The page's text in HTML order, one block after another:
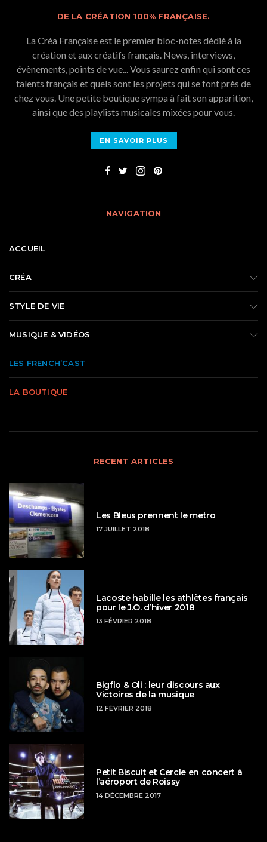
DE LA CRÉATION 100% FRANÇAISE.
La Créa Française est le premier bloc-notes dédié à la
création et aux créatifs français. News, interviews,
évènements, points de vue... Vous saurez enfin qui sont ces
talents français et quels sont les projets qui se font près de
chez vous. Une petite boutique sympa à fait son apparition,
ainsi que des playlists musicales mixées pour vous.
EN SAVOIR PLUS
NAVIGATION
ACCUEIL
CRÉA
STYLE DE VIE
MUSIQUE & VIDÉOS
LES FRENCH’CAST
LA BOUTIQUE
RECENT ARTICLES
Les Bleus prennent le metro
17 JUILLET 2018
Lacoste habille les athlètes français
pour le J.O. d’hiver 2018
13 FÉVRIER 2018
Bigflo & Oli : leur discours aux
Victoires de la musique
12 FÉVRIER 2018
Petit Biscuit et Cercle en concert à
l’aéroport de Roissy
14 DÉCEMBRE 2017